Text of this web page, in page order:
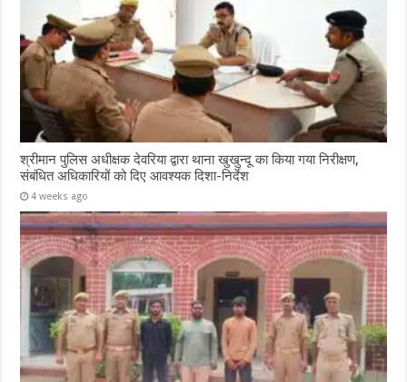
श्रीमान पुलिस अधीक्षक देवरिया द्वारा थाना खुखुन्दू का किया गया निरीक्षण,
संबंधित अधिकारियों को दिए आवश्यक दिशा-निर्देश
4 weeks ago